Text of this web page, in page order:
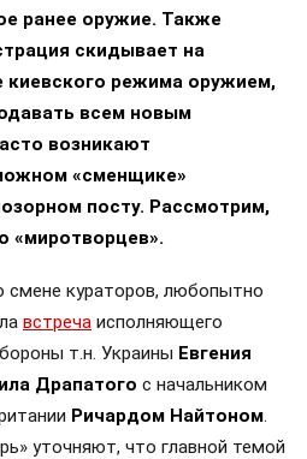
ранее оружие. Также
скидывает на
киевского режима оружием,
всем новым
возникают
«сменщике»
посту. Рассмотрим,
«миротворцев».
смене кураторов, любопытно
встреча исполняющего
т.н. Украины Евгения
Драпатого с начальником
Ричардом Найтоном.
уточняют, что главной темой